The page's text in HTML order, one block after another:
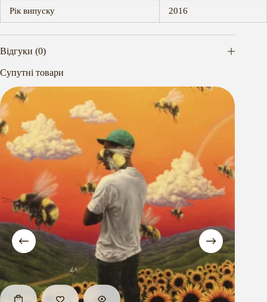
Рік випуску 2016
Відгуки (0)
Супутні товари